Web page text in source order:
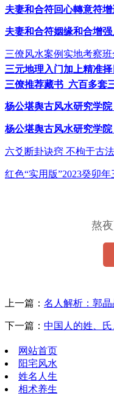
夫妻和合符回心轉意符
夫妻和合符姻缘和合增
三僚风水案例实地考察
三元地理入门加上精准择
三僚推荐藏书 六百多套
杨公堪舆古风水研究学院
杨公堪舆古风水研究学院
六爻断卦诀窍 不枸于古
红色“实用版”2023癸卯
熬
上一篇： 名人解析：郭
下一篇： 中国人的姓、
网站首页
阳宅风水
姓名人生
相术养生